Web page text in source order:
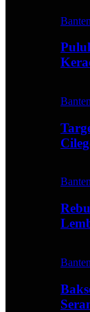
Banten
Banten
Banten
Banten